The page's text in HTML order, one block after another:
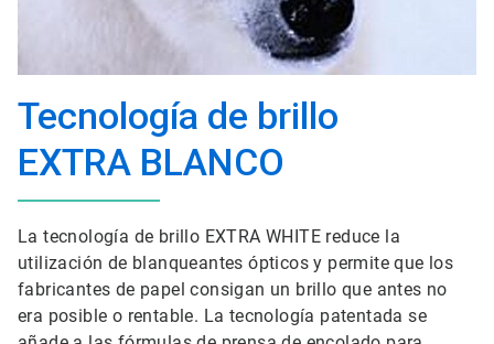
Tecnología de brillo
EXTRA BLANCO
La tecnología de brillo EXTRA WHITE reduce la
utilización de blanqueantes ópticos y permite que los
fabricantes de papel consigan un brillo que antes no
era posible o rentable. La tecnología patentada se